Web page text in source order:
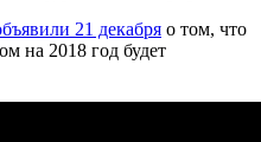
21 декабря о том, что
на 2018 год будет